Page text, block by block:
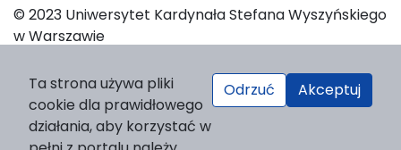
© 2023 Uniwersytet Kardynała Stefana Wyszyńskiego
w Warszawie
Platform & Workflow by OJS/PKP
Ta strona używa pliki
cookie dla prawidłowego
działania, aby korzystać w
Odrzuć Akceptuj